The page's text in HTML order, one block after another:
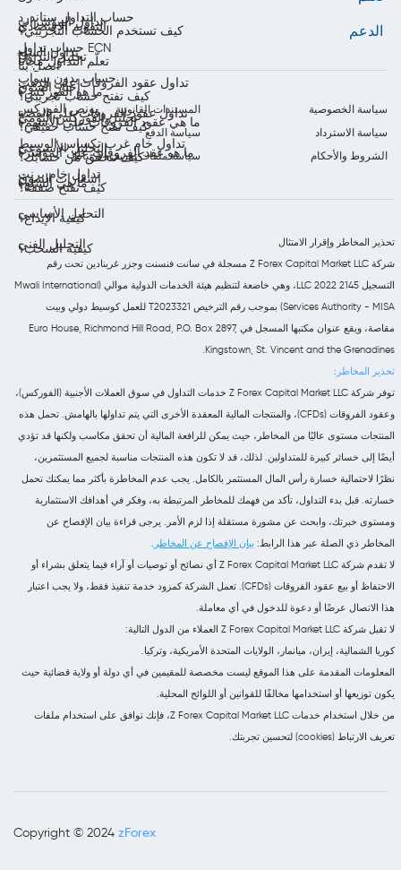
المستندات القانونية
سياسة الخصوصية
سياسة الدفع
سياسة الاسترداد
سياسة ملفات تعريف الارتباط
الشروط والأحكام
حساب التداول ستاندرد
حساب تداول ECN
حساب بدون سواب
بونص الفوركس
تداول المؤشرات
تداول السلع
تداول عقود الفروقات على الذهب
تداول عقود الفروقات على الفضة
تداول خام غرب تكساس الوسيط
تداول خام برنت
التقويم الاقتصادي
تحليل التداول
أخبار السوق
تحليل الفوركس اليومي
التحليل الأسبوعي
إشعارات السوق
كيف تستخدم الحساب التجريبي؟
تعلّم التداول مجاناً
ما هو الفوركس؟
ما هي عقود الفروقات على الأسهم؟
ما هو عقد الفروقات على المؤشر؟
ما هي السلع؟
التحليل الأساسي
التحليل الفني
الدعم
اتصل بنا
كيف تفتح حساب تجريبي؟
كيف تفتح حساب حقيقي؟
كيف تتحقق من حسابك؟
كيف تفتح صفقة؟
كيفية الإيداع؟
كيفية السحب؟
تحذير المخاطر وإقرار الامتثال
شركة Z Forex Capital Market LLC مسجلة في سانت فنسنت وجزر غرينادين تحت رقم
التسجيل 2145 LLC 2022، وهي خاضعة لتنظيم هيئة الخدمات الدولية موالي (Mwali International
Services Authority - MISA) بموجب رقم الترخيص T2023321 للعمل كوسيط دولي وبيت
مقاصة، ويقع عنوان مكتبها المسجل في Euro House, Richmond Hill Road, P.O. Box 2897,
Kingstown, St. Vincent and the Grenadines.
تحذير المخاطر:
توفر شركة Z Forex Capital Market LLC خدمات التداول في سوق العملات الأجنبية (الفوركس)،
وعقود الفروقات (CFDs)، والمنتجات المالية المعقدة الأخرى التي يتم تداولها بالهامش. تحمل هذه
المنتجات مستوى عاليًا من المخاطر، حيث يمكن للرافعة المالية أن تحقق مكاسب ولكنها قد تؤدي
أيضًا إلى خسائر كبيرة للمتداولين. لذلك، قد لا تكون هذه المنتجات مناسبة لجميع المستثمرين،
نظرًا لاحتمالية خسارة رأس المال المستثمر بالكامل. يجب عدم المخاطرة بأكثر مما يمكنك تحمل
خسارته. قبل بدء التداول، تأكد من فهمك للمخاطر المرتبطة به، وفكر في أهدافك الاستثمارية
ومستوى خبرتك، وابحث عن مشورة مستقلة إذا لزم الأمر. يرجى قراءة بيان الإفصاح عن
المخاطر ذي الصلة عبر هذا الرابط: بيان الإفصاح عن المخاطر
لا تقدم شركة Z Forex Capital Market LLC أي نصائح أو توصيات أو آراء فيما يتعلق بشراء أو
الاحتفاظ أو بيع عقود الفروقات (CFDs). تعمل الشركة كمزود خدمة تنفيذ فقط، ولا يجب اعتبار
هذا الاتصال عرضًا أو دعوة للدخول في أي معاملة.
لا تقبل شركة Z Forex Capital Market LLC العملاء من الدول التالية:
كوريا الشمالية، إيران، ميانمار، الولايات المتحدة الأمريكية، وتركيا.
المعلومات المقدمة على هذا الموقع ليست مخصصة للمقيمين في أي دولة أو ولاية قضائية حيث
يكون توزيعها أو استخدامها مخالفًا للقوانين أو اللوائح المحلية.
من خلال استخدام خدمات Z Forex Capital Market LLC، فإنك توافق على استخدام ملفات
تعريف الارتباط (cookies) لتحسين تجربتك.
Copyright © 2024 zForex